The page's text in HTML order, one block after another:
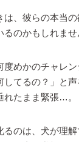
、彼らの本当の
のかもしれませ
度めかのチャレ
てるの？」と声
れたまま緊張…。
るのは、犬が理